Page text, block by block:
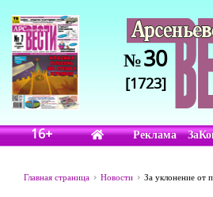
№30
[1723]
16+ Реклама
Главная страница Новости За уклонение от